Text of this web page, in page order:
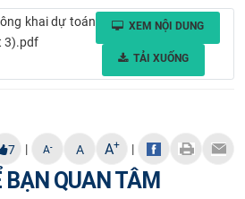
khai dự toán
3).pdf
XEM NỘI DUNG
TẢI XUỐNG
7 | A- A A+ |
BẠN QUAN TÂM